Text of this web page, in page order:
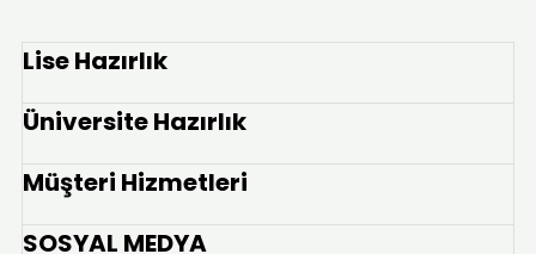
Lise Hazırlık
Üniversite Hazırlık
Müşteri Hizmetleri
SOSYAL MEDYA